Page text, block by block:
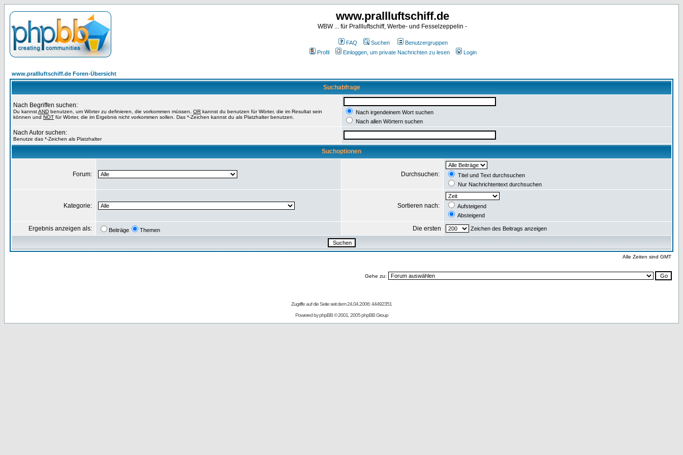
www.prallluftschiff.de
WBW ... für Prallluftschiff, Werbe- und Fesselzeppelin -
FAQ Suchen
Benutzergruppen
Profil
Einloggen, um private Nachrichten zu lesen Login
www.prallluftschiff.de Foren-Übersicht
Suchabfrage
Nach Begriffen suchen:
Du kannstAND benutzen, um Wörter zu definieren, die vorkommen müssen, OR kannst du benutzen für Wörter, die im Resultat sein
können und NOT für Wörter, die im Ergebnis nicht vorkommen sollen. Das *-Zeichen kannst du als Platzhalter benutzen.
Nach irgendeinem Wort suchen
Nach allen Wörtern suchen
Nach Autor suchen:
Benutze das *-Zeichen als Platzhalter
Suchoptionen
Forum: Durchsuchen:
Titel und Text durchsuchen
Nur Nachrichtentext durchsuchen
Kategorie: Sortieren nach:
Aufsteigend
Absteigend
Ergebnis anzeigen als: Beiträge Themen Die ersten Zeichen des Beitrags anzeigen
Alle Zeiten sind GMT
Gehe zu:
Zugriffe auf die Seite seit dem 24.04.2006: 44492351
Powered byphpBB© 2001, 2005 phpBB Group